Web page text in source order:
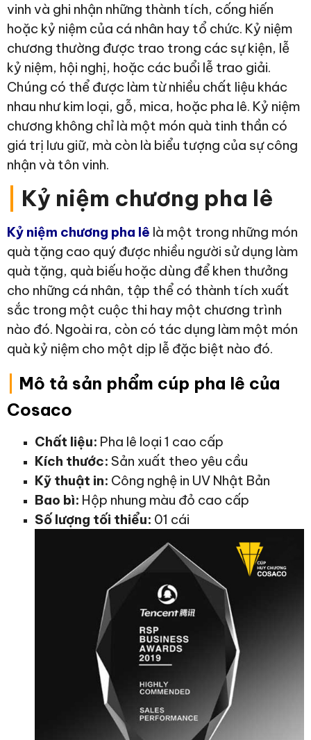
vinh và ghi nhận những thành tích, cống hiến
hoặc kỷ niệm của cá nhân hay tổ chức. Kỷ niệm
chương thường được trao trong các sự kiện, lễ
kỷ niệm, hội nghị, hoặc các buổi lễ trao giải.
Chúng có thể được làm từ nhiều chất liệu khác
nhau như kim loại, gỗ, mica, hoặc pha lê. Kỷ niệm
chương không chỉ là một món quà tinh thần có
giá trị lưu giữ, mà còn là biểu tượng của sự công
nhận và tôn vinh.
Kỷ niệm chương pha lê
Kỷ niệm chương pha lê là một trong những món
quà tặng cao quý được nhiều người sử dụng làm
quà tặng, quà biếu hoặc dùng để khen thưởng
cho những cá nhân, tập thể có thành tích xuất
sắc trong một cuộc thi hay một chương trình
nào đó. Ngoài ra, còn có tác dụng làm một món
quà kỷ niệm cho một dịp lễ đặc biệt nào đó.
Mô tả sản phẩm cúp pha lê của
Cosaco
Chất liệu: Pha lê loại 1 cao cấp
Kích thước: Sản xuất theo yêu cầu
Kỹ thuật in: Công nghệ in UV Nhật Bản
Bao bì: Hộp nhung màu đỏ cao cấp
Số lượng tối thiểu: 01 cái